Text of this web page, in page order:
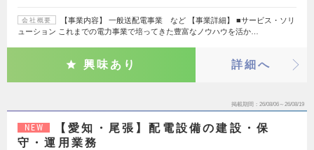
会社概要
【事業内容】 一般送配電事業 など 【事業詳細】 ■サービス・ソリ
ューション これまでの電力事業で培ってきた豊富なノウハウを活か…
興味あり 詳細へ
掲載期間 26/08/06～26/08/19
NEW
【愛知・尾張】配電設備の建設・保
守・運用業務